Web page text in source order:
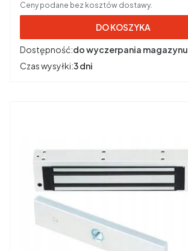
Ceny podane bez kosztów dostawy.
DO KOSZYKA
Dostępność:do wyczerpania magazynu
Czas wysyłki:3 dni